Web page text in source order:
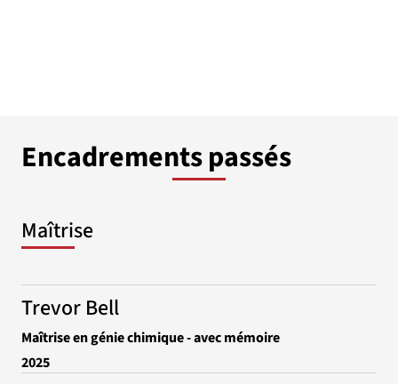
Encadrements passés
Maîtrise
Trevor Bell
Maîtrise en génie chimique - avec mémoire
2025